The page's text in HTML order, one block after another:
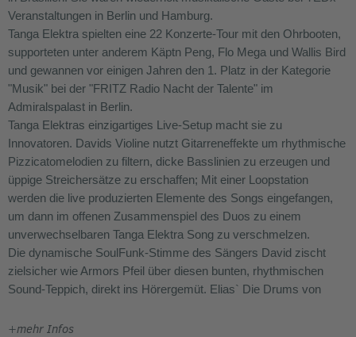
Veranstaltungen in Berlin und Hamburg.
Tanga Elektra spielten eine 22 Konzerte-Tour mit den Ohrbooten,
supporteten unter anderem Käptn Peng, Flo Mega und Wallis Bird
und gewannen vor einigen Jahren den 1. Platz in der Kategorie
"Musik" bei der "FRITZ Radio Nacht der Talente" im
Admiralspalast in Berlin.
Tanga Elektras einzigartiges Live-Setup macht sie zu
Innovatoren. Davids Violine nutzt Gitarreneffekte um rhythmische
Pizzicatomelodien zu filtern, dicke Basslinien zu erzeugen und
üppige Streichersätze zu erschaffen; Mit einer Loopstation
werden die live produzierten Elemente des Songs eingefangen,
um dann im offenen Zusammenspiel des Duos zu einem
unverwechselbaren Tanga Elektra Song zu verschmelzen.
Die dynamische SoulFunk-Stimme des Sängers David zischt
zielsicher wie Armors Pfeil über diesen bunten, rhythmischen
Sound-Teppich, direkt ins Hörergemüt. Elias` Die Drums von
alles um ihn herum in Bewegung setzt, während er es liebt, das
+mehr Infos